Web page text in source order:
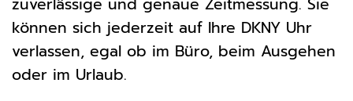
können sich jederzeit auf Ihre DKNY Uhr
verlassen, egal ob im Büro, beim Ausgehen
oder im Urlaub.